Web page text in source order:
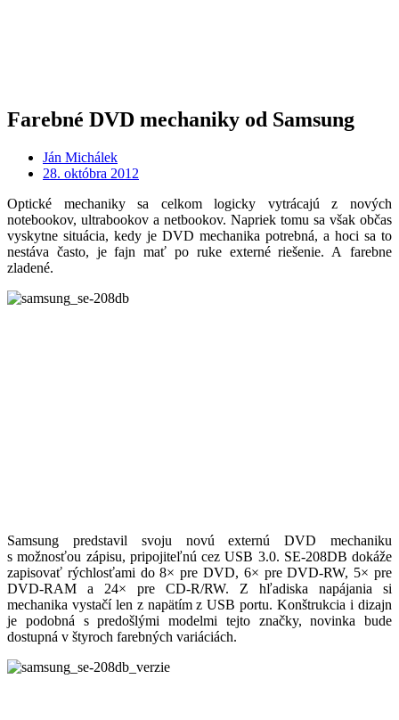
Farebné DVD mechaniky od Samsung
Ján Michálek
28. októbra 2012
Optické mechaniky sa celkom logicky vytrácajú z nových
notebookov, ultrabookov a netbookov. Napriek tomu sa však občas
vyskytne situácia, kedy je DVD mechanika potrebná, a hoci sa to
nestáva často, je fajn mať po ruke externé riešenie. A farebne
zladené.
Samsung predstavil svoju novú externú DVD mechaniku
s možnosťou zápisu, pripojiteľnú cez USB 3.0. SE-208DB dokáže
zapisovať rýchlosťami do 8× pre DVD, 6× pre DVD-RW, 5× pre
DVD-RAM a 24× pre CD-R/RW. Z hľadiska napájania si
mechanika vystačí len z napätím z USB portu. Konštrukcia i dizajn
je podobná s predošlými modelmi tejto značky, novinka bude
dostupná v štyroch farebných variáciách.